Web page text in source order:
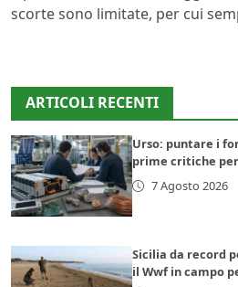
scorte sono limitate, per cui
ARTICOLI RECENTI
Urso: puntare i
prime critiche
7 Agosto 2026
Sicilia da record
il Wwf in campo